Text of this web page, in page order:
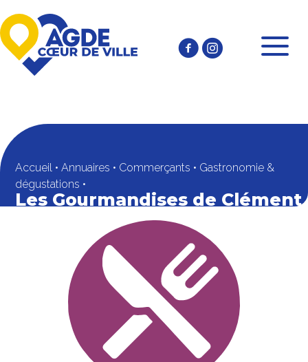
Accueil • Annuaires • Commerçants • Gastronomie &
dégustations •
Les Gourmandises de Clément